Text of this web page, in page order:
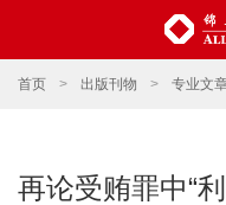
首页 > 出版刊物 > 专业文
再论受贿罪中“